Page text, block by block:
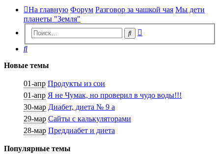
На главную Форум Разговор за чашкой чая Мы дети
планеты "Земля"
Поиск
Поиск
Новые темы
01-апр Продукты из сои
01-апр Я не Чумак, но проверил в чудо воды!!!
30-мар Диабет, диета № 9 а
29-мар Сайты с калькуляторами
28-мар Преддиабет и диета
Популярные темы